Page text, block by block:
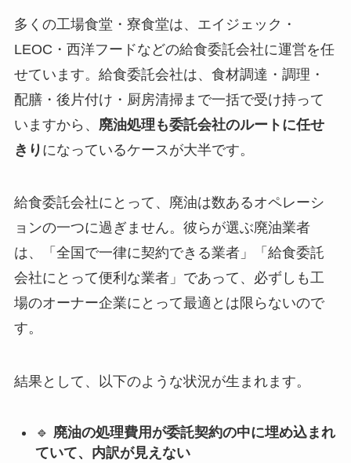
多くの工場食堂・寮食堂は、エイジェック・
LEOC・西洋フードなどの給食委託会社に運営を任
せています。給食委託会社は、食材調達・調理・
配膳・後片付け・厨房清掃まで一括で受け持って
いますから、 廃油処理も委託会社のルートに任せ
きり になっているケースが大半です。
給食委託会社にとって、廃油は数あるオペレーシ
ョンの一つに過ぎません。彼らが選ぶ廃油業者
は、「全国で一律に契約できる業者」「給食委託
会社にとって便利な業者」であって、必ずしも工
場のオーナー企業にとって最適とは限らないので
す。
結果として、以下のような状況が生まれます。
🔹 廃油の処理費用が委託契約の中に埋め込まれ
ていて、内訳が見えない